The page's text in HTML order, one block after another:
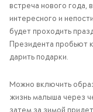
встреча нового года,
интересного и
будет проходить
Президента пробьют
дарить подарки.
Можно включить
жизнь малыша через
затем за зимой